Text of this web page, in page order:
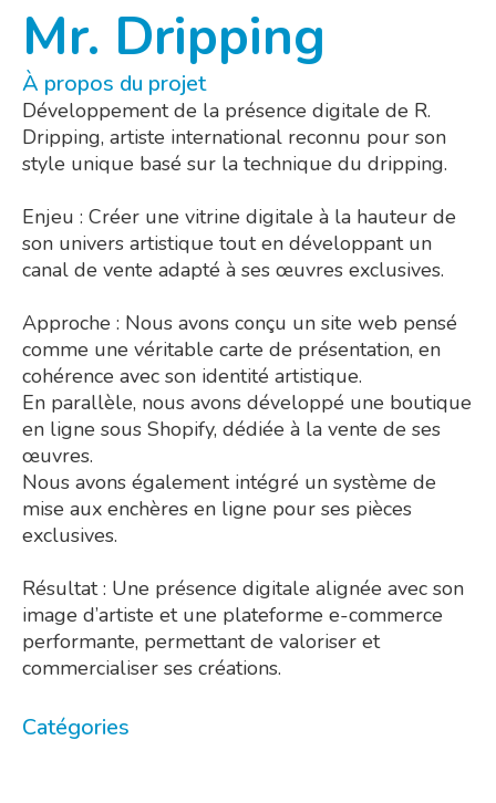
Mr. Dripping
À propos du projet
Développement de la présence digitale de R.
Dripping, artiste international reconnu pour son
style unique basé sur la technique du dripping.
Enjeu : Créer une vitrine digitale à la hauteur de
son univers artistique tout en développant un
canal de vente adapté à ses œuvres exclusives.
Approche : Nous avons conçu un site web pensé
comme une véritable carte de présentation, en
cohérence avec son identité artistique.
En parallèle, nous avons développé une boutique
en ligne sous Shopify, dédiée à la vente de ses
œuvres.
Nous avons également intégré un système de
mise aux enchères en ligne pour ses pièces
exclusives.
Résultat : Une présence digitale alignée avec son
image d’artiste et une plateforme e-commerce
performante, permettant de valoriser et
commercialiser ses créations.
Catégories